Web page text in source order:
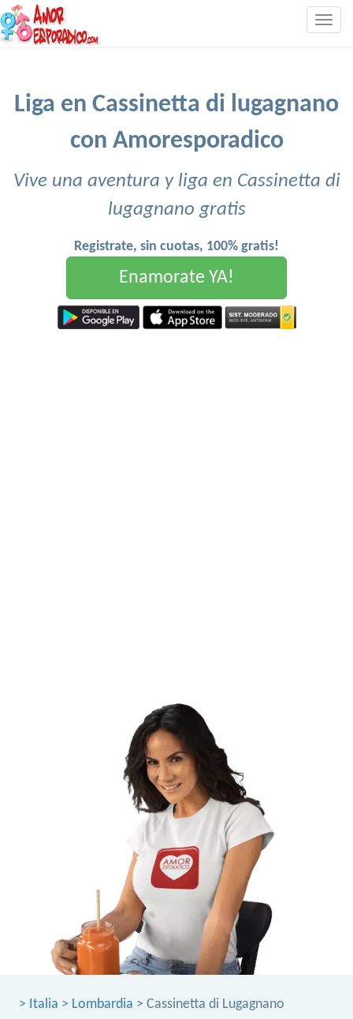
Liga en Cassinetta di lugagnano
con Amoresporadico
Vive una aventura y liga en Cassinetta di
lugagnano gratis
Registrate, sin cuotas, 100% gratis!
Enamorate YA!
> Italia > Lombardia > Cassinetta di Lugagnano